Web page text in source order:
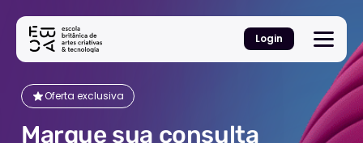
Login
Oferta exclusiva
Marque sua consulta